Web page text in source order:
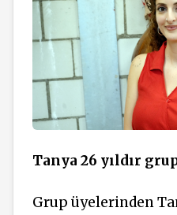
Tanya 26 yıldır
Grup üyelerinden